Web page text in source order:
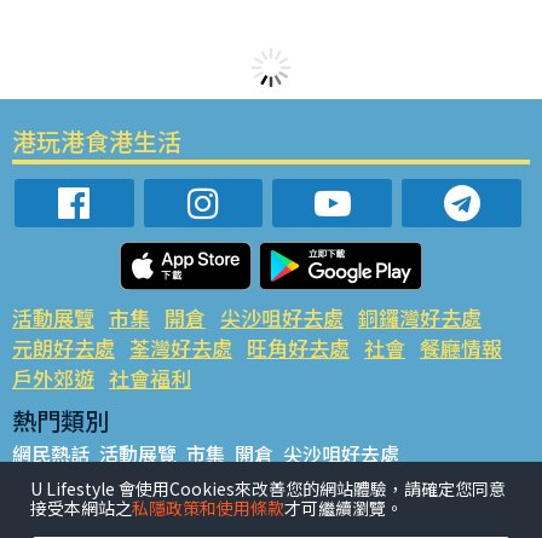
港玩港食港生活
活動展覽 市集 開倉 尖沙咀好去處 銅鑼灣好去處
元朗好去處 荃灣好去處 旺角好去處 社會 餐廳情報
戶外郊遊 社會福利
熱門類別
網民熱話 活動展覽 市集 開倉 尖沙咀好去處
銅鑼灣好去處 元朗好去處 荃灣好去處 旺角好去處 社會
餐廳情報 戶外郊遊
U Lifestyle 會使用Cookies來改善您的網站體驗，請確定您同意
接受本網站之私隱政策和使用條款才可繼續瀏覽。